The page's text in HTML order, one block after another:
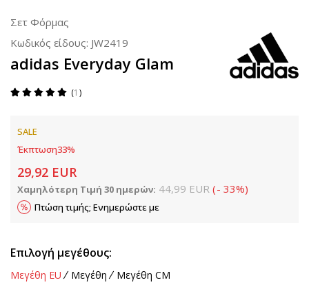
Σετ Φόρμας
Κωδικός είδους: JW2419
adidas Everyday Glam
1
SALE
Έκπτωση33%
29,92 EUR
Χαμηλότερη Τιμή 30 ημερών: 44,99 EUR (- 33%)
Πτώση τιμής; Ενημερώστε με
Επιλογή μεγέθους:
Μεγέθη EU Μεγέθη Μεγέθη CM